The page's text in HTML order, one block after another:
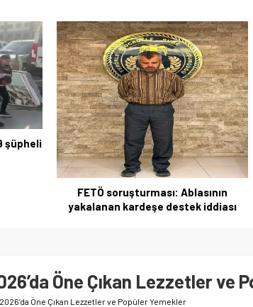
şüpheli
FETÖ soruşturması: Ablasının
yakalanan kardeşe destek iddiası
Öne Çıkan Lezzetler ve
Öne Çıkan Lezzetler ve Popüler Yemekler